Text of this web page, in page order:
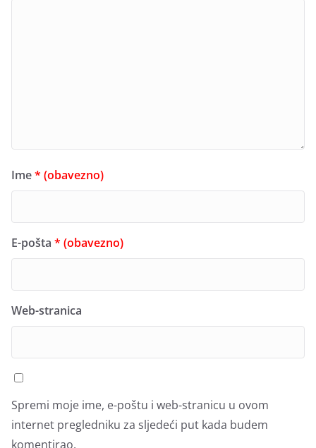
Ime* (obavezno)
E-pošta * (obavezno)
Web-stranica
Spremi moje ime, e-poštu i web-stranicu u ovom
internet pregledniku za sljedeći put kada budem
komentirao.